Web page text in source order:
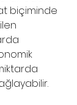
biçiminde